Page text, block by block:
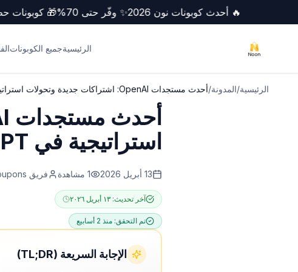
🔥 أحدث كوبونات نون 2026 ✨ وفّر حتى 70% 🎁
الرئيسيةجميع الكوبونات
الرئيسية/المدونة/أحدث مستجدات OpenAI: اشتراكات جديدة وتحولات استراتيجية في ChatGPT
استراتيجية في ChatGPT
13 أبريل 2026 1 مشاهدة فريق NoonCoupons
آخر تحديث: ١٣ أبريل ٢٠٢٦
تم التحقق: منذ 2 أسابيع
الإجابة السريعة (TL;DR)